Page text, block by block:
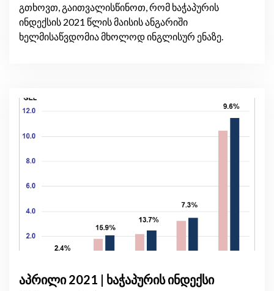
გთხოვთ, გაითვალისწინოთ, რომ ხაჭაპურის
ინდექსის 2021 წლის მაისის ანგარიში
ხელმისაწვდომია მხოლოდ ინგლისურ ენაზე.
აპრილი 2021 | ხაჭაპურის ინდექსი